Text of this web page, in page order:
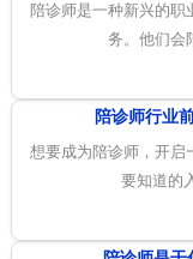
陪诊师是一种新兴的职
务。他们会
陪诊师行业
想要成为陪诊师，开启
要知道的